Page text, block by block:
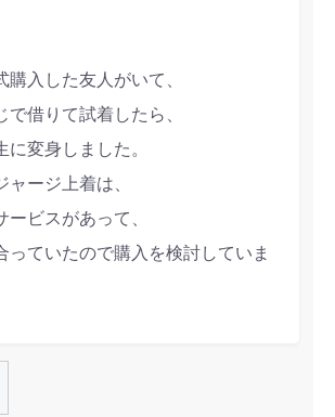
購入した友人がいて、
で借りて試着したら、
変身しました。
ージ上着は、
ビスがあって、
っていたので購入を検討していま